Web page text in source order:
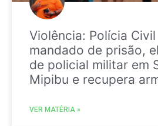
Violência: Polícia
mandado de prisão,
de policial militar em
Mipibu e recupera
VER MATÉRIA »